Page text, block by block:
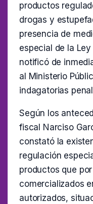
productos
drogas y
presencia de
especial de la
notificó de
al Ministerio
indagatorias
Según los
fiscal Narciso
constató la
regulación
productos que
comercializados
autorizados,